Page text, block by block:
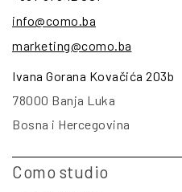
info@como.ba
marketing@como.ba
Ivana Gorana Kovačića 203b
78000 Banja Luka
Bosna i Hercegovina
Como studio